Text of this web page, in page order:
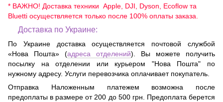
* ВАЖНО! Доставка техники Apple, DJI, Dyson, Ecoflow та
Bluetti осуществляется только после 100% оплаты заказа.
Доставка по Украине:
По Украине доставка осуществляется почтовой службой
«Нова Пошта» (адреса отделений). Вы можете получить
посылку на отделении или курьером "Нова Пошта" по
нужному адресу. Услуги перевозчика оплачивает покупатель.
Отправка Наложенным платежем возможна после
предоплаты в размере от 200 до 500 грн. Предоплата берется